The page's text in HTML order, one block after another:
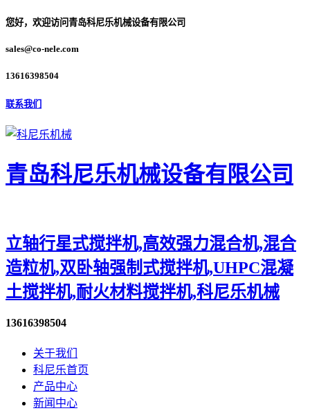
您好，欢迎访问青岛科尼乐机械设备有限公司
sales@co-nele.com
13616398504
联系我们
青岛科尼乐机械设备有限公司
立轴行星式搅拌机,高效强力混合机,混合
造粒机,双卧轴强制式搅拌机,UHPC混凝
土搅拌机,耐火材料搅拌机,科尼乐机械
13616398504
关于我们
科尼乐首页
产品中心
新闻中心